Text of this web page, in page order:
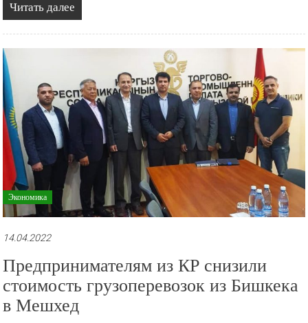
Читать далее
Экономика
14.04.2022
Предпринимателям из КР снизили
стоимость грузоперевозок из Бишкека
в Мешхед